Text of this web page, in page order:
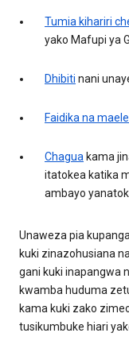
Tumia kihariri
yako Mafupi ya
Dhibiti nani
Faidika na
Chagua kama
itatokea katika
ambayo
Unaweza pia
kuki zinazohusiana
gani kuki inapangwa
kwamba huduma
kama kuki zako
tusikumbuke hiari